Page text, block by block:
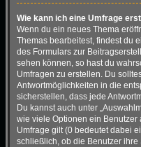
Wie kann ich eine Umfrage
Wenn du ein neues Thema
Themas bearbeitest, findest du
des Formulars zur
sehen können, so hast du
Umfragen zu erstellen. Du
Antwortmöglichkeiten in die
sicherstellen, dass jede
Du kannst auch unter
wie viele Optionen ein
Umfrage gilt (0 bedeutet dabei
schließlich, ob die Benutzer ihre